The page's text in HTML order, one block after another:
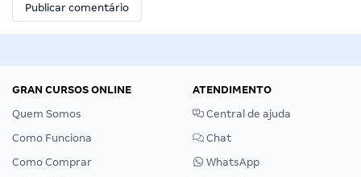
GRAN CURSOS ONLINE
Quem Somos
Como Funciona
Como Comprar
ATENDIMENTO
Central de ajuda
Chat
WhatsApp